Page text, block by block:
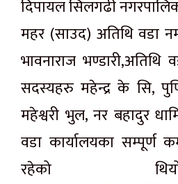
दिपायल सिलगढी
महर (साउद) अतिथि वडा
भावनाराज
सदस्यहरु महेन्द्र के सि,
महेश्वरी भुल, नर बहादुर
वडा कार्यालयका सम्पूर्ण
रहेको